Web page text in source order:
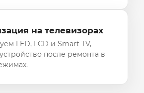
на телевизорах
LED, LCD и Smart TV,
после ремонта в